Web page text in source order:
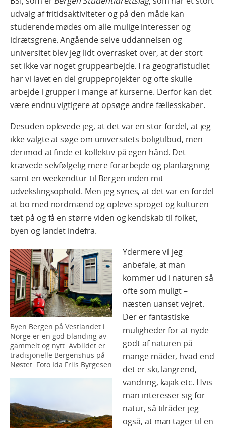
udvalg af fritidsaktiviteter og på den måde kan
studerende mødes om alle mulige interesser og
idrætsgrene. Angående selve uddannelsen og
universitet blev jeg lidt overrasket over, at der stort
set ikke var noget gruppearbejde. Fra geografistudiet
har vi lavet en del gruppeprojekter og ofte skulle
arbejde i grupper i mange af kurserne. Derfor kan det
være endnu vigtigere at opsøge andre fællesskaber.
Desuden oplevede jeg, at det var en stor fordel, at jeg
ikke valgte at søge om universitets boligtilbud, men
derimod at finde et kollektiv på egen hånd. Det
krævede selvfølgelig mere forarbejde og planlægning
samt en weekendtur til Bergen inden mit
udvekslingsophold. Men jeg synes, at det var en fordel
at bo med nordmænd og opleve sproget og kulturen
tæt på og få en større viden og kendskab til folket,
byen og landet indefra.
Byen Bergen på Vestlandet i
Norge er en god blanding av
gammelt og nytt. Avbildet er
tradisjonelle Bergenshus på
Nøstet. Foto:Ida Friis Byrgesen
Ydermere vil jeg
anbefale, at man
kommer ud i naturen så
ofte som muligt –
næsten uanset vejret.
Der er fantastiske
muligheder for at nyde
godt af naturen på
mange måder, hvad end
det er ski, langrend,
vandring, kajak etc. Hvis
man interesser sig for
natur, så tilråder jeg
også, at man tager til en